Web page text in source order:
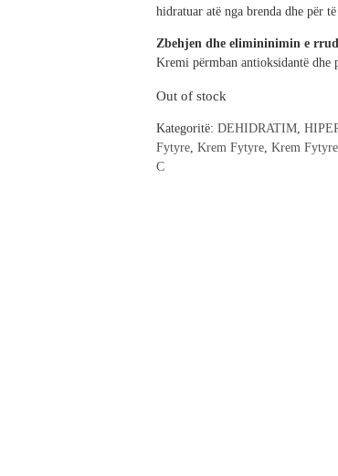
hidratuar atë nga brenda dhe për
Zbehjen dhe elimininimin e
Kremi përmban antioksidantë dhe
Out of stock
Kategoritë:DEHIDRATIM ,
Fytyre ,Krem Fytyre ,Krem Fytyre
C